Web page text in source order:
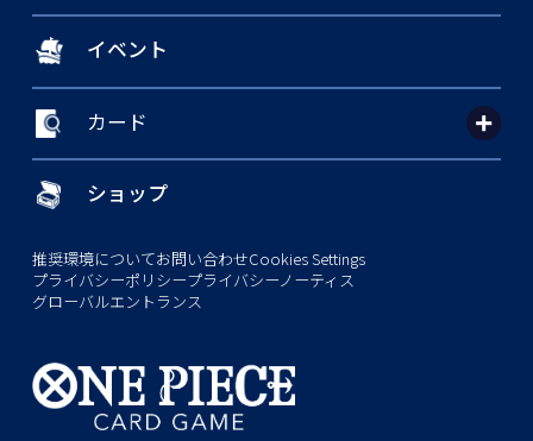
イベント
カード
ショップ
推奨環境についてお問い合わせCookies Settings
プライバシーポリシープライバシーノーティス
グローバルエントランス